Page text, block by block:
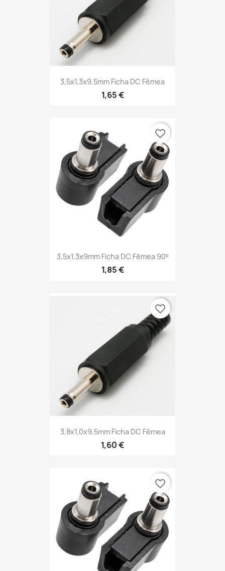
3,5x1,3x9,5mm Ficha DC Fêmea
1,65 €
3,5x1,3x9mm Ficha DC Fêmea 90º
1,85 €
favorite_border
3,8x1,0x9,5mm Ficha DC Fêmea
1,60 €
favorite_border
favorite_border